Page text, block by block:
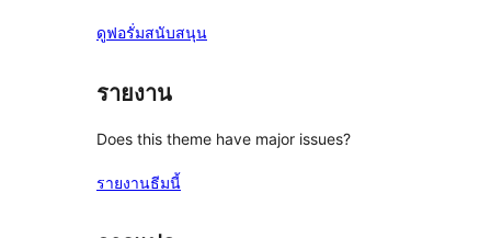
ดูฟอรั่มสนับสนุน
รายงาน
Does this theme have major issues?
รายงานธีมนี้